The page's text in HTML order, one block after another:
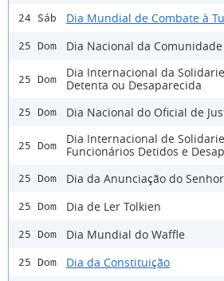
24 Sáb Dia Mundial de Combate à
25 Dom Dia Nacional da
25 Dom
Dia Internacional da
Detenta ou Desaparecida
25 Dom Dia Nacional do Oficial de
25 Dom
Dia Internacional de
Funcionários Detidos e
25 Dom Dia da Anunciação do Senhor
25 Dom Dia de Ler Tolkien
25 Dom Dia Mundial do Waffle
25 Dom Dia da Constituição